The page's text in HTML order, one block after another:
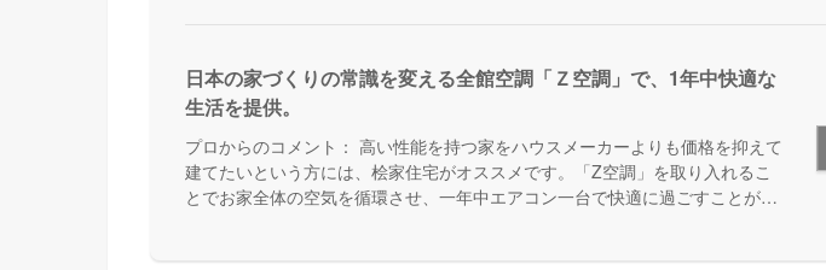
日本の家づくりの常識を変える全館空調「Ｚ空調」で、1年中快適な
生活を提供。
プロからのコメント： 高い性能を持つ家をハウスメーカーよりも価格を抑えて
建てたいという方には、桧家住宅がオススメです。「Z空調」を取り入れるこ
とでお家全体の空気を循環させ、一年中エアコン一台で快適に過ごすことが出